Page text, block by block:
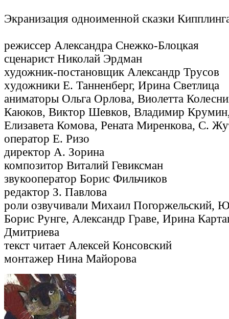
Экранизация одноименной сказки
режиссер Александра Снежко-Блоцкая
сценарист Николай Эрдман
художник-постановщик Александр Трусов
xудожники Е. Танненберг, Ирина Светлица
аниматоры Ольга Орлова, Виолетта
Каюков, Виктор Шевков, Владимир
Елизавета Комова, Рената Миренкова, С.
оператор Е. Ризо
директор А. Зорина
композитор Виталий Гевиксман
звукооператор Борис Фильчиков
редактор З. Павлова
роли озвучивали Михаил Погоржельский,
Борис Рунге, Александр Граве, Ирина
Дмитриева
текст читает Алексей Консовский
монтажер Нина Майорова